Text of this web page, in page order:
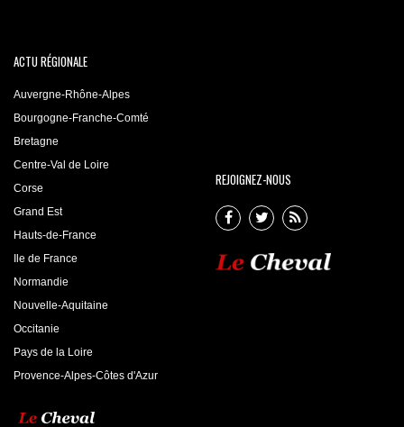
ACTU RÉGIONALE
Auvergne-Rhône-Alpes
Bourgogne-Franche-Comté
Bretagne
Centre-Val de Loire
Corse
Grand Est
Hauts-de-France
Ile de France
Normandie
Nouvelle-Aquitaine
Occitanie
Pays de la Loire
Provence-Alpes-Côtes d'Azur
REJOIGNEZ-NOUS